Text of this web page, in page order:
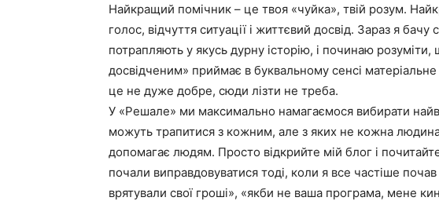
Найкращий помічник – це твоя «чуйка», твій розум.
голос, відчуття ситуації і життєвий досвід. Зараз я бачу
потрапляють у якусь дурну історію, і починаю розуміти,
досвідченим» приймає в буквальному сенсі матеріальне
це не дуже добре, сюди лізти не треба.
У «Решале» ми максимально намагаємося вибирати
можуть трапитися з кожним, але з яких не кожна
допомагає людям. Просто відкрийте мій блог і
почали виправдовуватися тоді, коли я все частіше
врятували свої гроші», «якби не ваша програма, мене